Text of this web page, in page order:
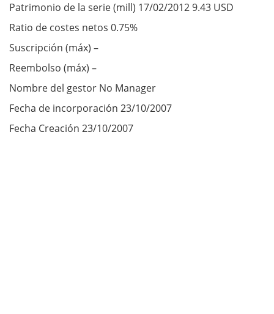
Patrimonio de la serie (mill) 17/02/2012 9.43 USD
Ratio de costes netos 0.75%
Suscripción (máx) –
Reembolso (máx) –
Nombre del gestor No Manager
Fecha de incorporación 23/10/2007
Fecha Creación 23/10/2007